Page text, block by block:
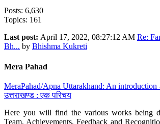
Posts: 6,630
Topics: 161
Last post: April 17, 2022, 08:27:12 AM Re:
Bh... by Bhishma Kukreti
Mera Pahad
MeraPahad/Apna Uttarakhand: An introduction
उत्तराखण्ड : एक परिचय
Here you will find the various works being
Team, Achievements, Feedback and